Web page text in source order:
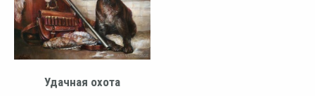
Удачная охота